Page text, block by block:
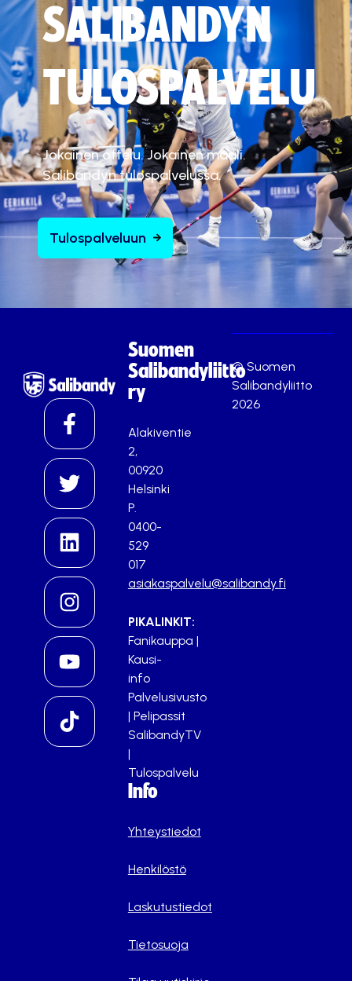
SALIBANDYN
TULOSPALVELU
Jokainen ottelu. Jokainen maali.
Salibandyn tulospalvelussa.
Tulospalveluun
Suomen
Salibandyliitto
ry
Alakiventie
2,
00920
Helsinki
P.
0400-
529
017
asiakaspalvelu@salibandy.fi
PIKALINKIT:
Fanikauppa |
Kausi-
info
Palvelusivusto
| Pelipassit
SalibandyTV
|
Tulospalvelu
Info
Yhteystiedot
Henkilöstö
Laskutustiedot
Tietosuoja
© Suomen
Salibandyliitto
2026